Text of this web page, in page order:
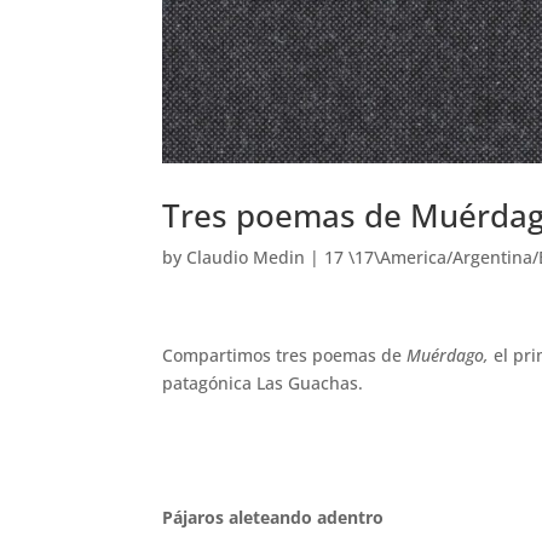
Tres poemas de
by Claudio Medin | 17 \17\America/
Compartimos tres poemas deMuérdago, el
patagónica Las Guachas.
Pájaros aleteando adentro